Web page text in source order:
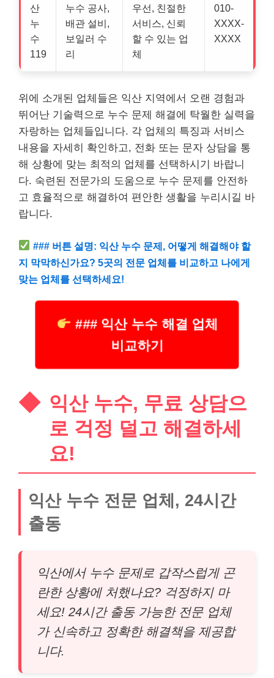
산
누
수
119
누수 공사,
배관 설비,
보일러 수
리
우선, 친절한
서비스, 신뢰
할 수 있는 업
체
010-
XXXX-
XXXX
위에 소개된 업체들은 익산 지역에서 오랜 경험과
뛰어난 기술력으로 누수 문제 해결에 탁월한 실력을
자랑하는 업체들입니다. 각 업체의 특징과 서비스
내용을 자세히 확인하고, 전화 또는 문자 상담을 통
해 상황에 맞는 최적의 업체를 선택하시기 바랍니
다. 숙련된 전문가의 도움으로 누수 문제를 안전하
고 효율적으로 해결하여 편안한 생활을 누리시길 바
랍니다.
### 버튼 설명: 익산 누수 문제, 어떻게 해결해야 할
지 막막하신가요? 5곳의 전문 업체를 비교하고 나에게
맞는 업체를 선택하세요!
### 익산 누수 해결 업체
비교하기
익산 누수, 무료 상담으
로 걱정 덜고 해결하세
요!
익산 누수 전문 업체, 24시간
출동
익산에서 누수 문제로 갑작스럽게 곤
란한 상황에 처했나요? 걱정하지 마
세요! 24시간 출동 가능한 전문 업체
가 신속하고 정확한 해결책을 제공합
니다.